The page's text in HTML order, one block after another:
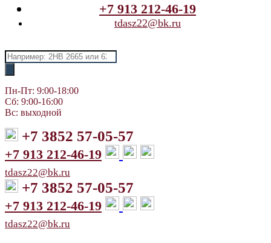
+7 913 212-46-19
tdasz22@bk.ru
Поиск
товаров
Пн-Пт: 9:00-18:00
Сб: 9:00-16:00
Вс: выходной
+7 3852 57-05-57
+7 913 212-46-19
tdasz22@bk.ru
+7 3852 57-05-57
+7 913 212-46-19
tdasz22@bk.ru